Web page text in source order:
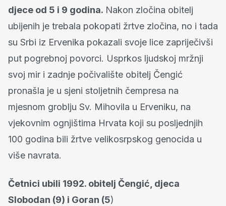
djece od 5 i 9 godina. Nakon zločina obitelj
ubijenih je trebala pokopati žrtve zločina, no i tada
su Srbi iz Ervenika pokazali svoje lice zapriječivši
put pogrebnoj povorci. Usprkos ljudskoj mržnji
svoj mir i zadnje počivalište obitelj Čengić
pronašla je u sjeni stoljetnih čempresa na
mjesnom groblju Sv. Mihovila u Erveniku, na
vjekovnim ognjištima Hrvata koji su posljednjih
100 godina bili žrtve velikosrpskog genocida u
više navrata.
Četnici ubili 1992. obitelj Čengić, djeca
Slobodan (9) i Goran (5)